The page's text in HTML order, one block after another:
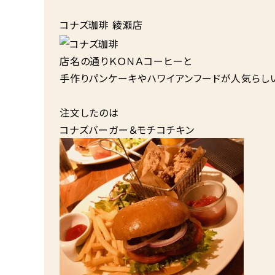
コナズ珈琲 綾瀬店
店名の通りＫＯＮＡコーヒーと
手作りパンケーキやハワイアンフードが人気らし
注文したのは
コナズバーガー＆モチコチキン